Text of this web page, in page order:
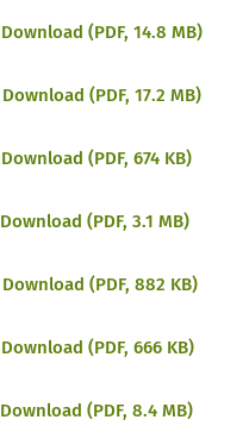
Download (PDF, 14.8 MB)
Download (PDF, 17.2 MB)
Download (PDF, 674 KB)
Download (PDF, 3.1 MB)
Download (PDF, 882 KB)
Download (PDF, 666 KB)
Download (PDF, 8.4 MB)